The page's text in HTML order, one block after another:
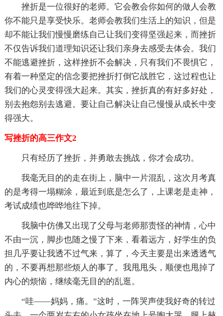
挫折是一位很好的老师。它会教会你如何的做人会教
你不能只是享受快乐。老师会教我们生活上的知识，但是
却不能让我们慢慢磨练自己让我们变得坚强起来，而挫折
不仅告诉我们道理知识还让我们亲身去感受去体会。我们
不能逃避挫折，这样挫折不会解决，只有我们不畏惧它，
有着一种坚定的信念要把挫折打倒它战胜它，这过程也让
我们的心灵变得强大起来。其实，挫折真的有好多好处，
别去抱怨别去逃避。要让自己解决让自己慢慢从成长中变
得强大。
写挫折的高三作文2
只有经历了挫折，并勇敢去挑战，你才会成功。
我毫无目的的走在街上，脑中一片混乱，这次月考真
的是考得一塌糊涂，最近到底是怎么了，上课老是走神，
考试成绩也哗哗地往下掉。
我脑中仿佛又出现了父母与老师那责怪的神情，心中
不由一沉，脚步也随之慢了下来，看着远方，好学生的负
担几乎要让我透不过气来，算了，今天主要是出来透透气
的，不要再想那些烦人的事了。我甩甩头，顺便也甩掉了
内心的烦恼，继续毫无目的的乱逛。
“哇——妈妈，痛。”这时，一阵哭声使我好奇的转过